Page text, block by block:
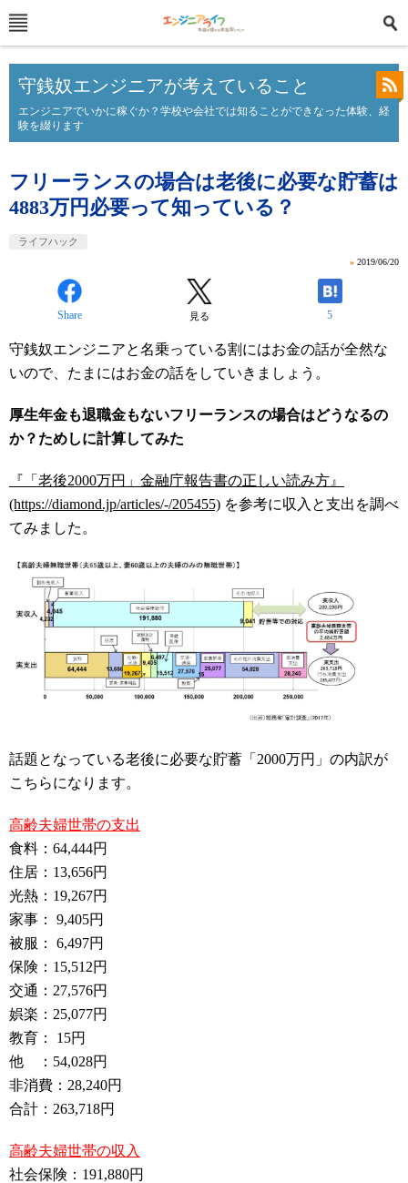
守銭奴エンジニアが考えていること
エンジニアでいかに稼ぐか？学校や会社では知ることができなった体験、経
験を綴ります
フリーランスの場合は老後に必要な貯蓄は
4883万円必要って知っている？
ライフハック
» 2019/06/20
Share 見る 5
守銭奴エンジニアと名乗っている割にはお金の話が全然な
いので、たまにはお金の話をしていきましょう。
厚生年金も退職金もないフリーランスの場合はどうなるの
か？ためしに計算してみた
『 「老後2000万円」 金融庁報告書の正しい読み方 』
(https://diamond.jp/articles/-/205455) を参考に収入と支出を調べ
てみました。
話題となっている老後に必要な貯蓄「2000万円」の内訳が
こちらになります。
高齢夫婦世帯の支出
食料：64,444円
住居：13,656円
光熱：19,267円
家事： 9,405円
被服： 6,497円
保険：15,512円
交通：27,576円
娯楽：25,077円
教育： 15円
他 ：54,028円
非消費：28,240円
合計：263,718円
高齢夫婦世帯の収入
社会保険：191,880円